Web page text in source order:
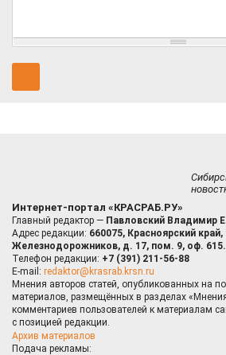
Интернет-портал «КРАСРАБ.РУ»
Главный редактор — Павловский Владимир
Адрес редакции: 660075, Красноярский край,
Железнодорожников, д. 17, пом. 9, оф. 615.
Телефон редакции: +7 (391) 211-56-88
E-mail: redaktor@krasrab.krsn.ru
Мнения авторов статей, опубликованных на
материалов, размещённых в разделах
комментариев пользователей к материалам
с позицией редакции.
Архив материалов
Подача рекламы: